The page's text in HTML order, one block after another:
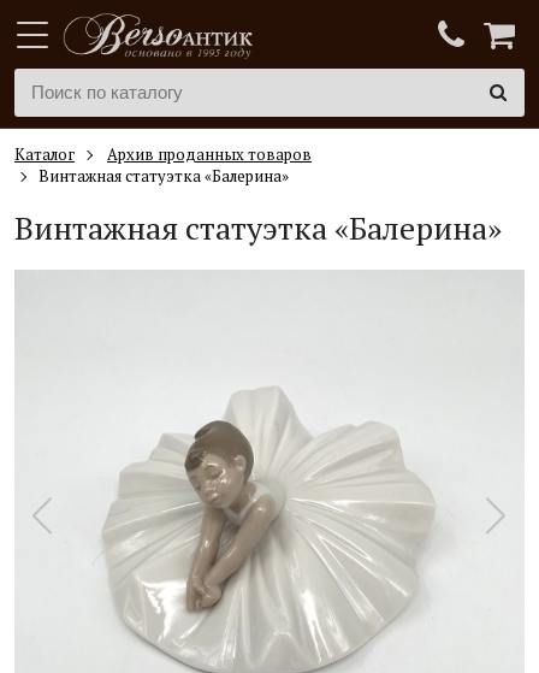
Каталог
Архив проданных товаров
Винтажная статуэтка «Балерина»
Винтажная статуэтка «Балерина»